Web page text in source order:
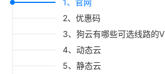
2、优惠码
3、狗云有哪些可选线路的
4、动态云
5、静态云